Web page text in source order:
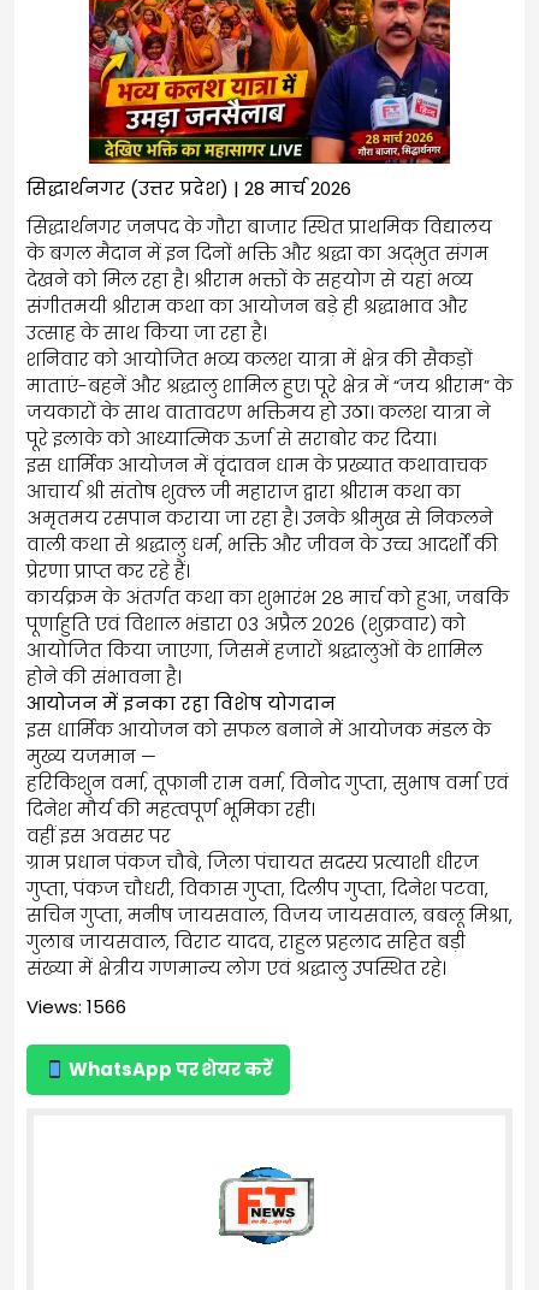
सिद्धार्थनगर (उत्तर प्रदेश) | 28 मार्च 2026
सिद्धार्थनगर जनपद के गौरा बाजार स्थित प्राथमिक विद्यालय
के बगल मैदान में इन दिनों भक्ति और श्रद्धा का अद्भुत संगम
देखने को मिल रहा है। श्रीराम भक्तों के सहयोग से यहां भव्य
संगीतमयी श्रीराम कथा का आयोजन बड़े ही श्रद्धाभाव और
उत्साह के साथ किया जा रहा है।
शनिवार को आयोजित भव्य कलश यात्रा में क्षेत्र की सैकड़ों
माताएं-बहनें और श्रद्धालु शामिल हुए। पूरे क्षेत्र में “जय श्रीराम” के
जयकारों के साथ वातावरण भक्तिमय हो उठा। कलश यात्रा ने
पूरे इलाके को आध्यात्मिक ऊर्जा से सराबोर कर दिया।
इस धार्मिक आयोजन में वृंदावन धाम के प्रख्यात कथावाचक
आचार्य श्री संतोष शुक्ल जी महाराज द्वारा श्रीराम कथा का
अमृतमय रसपान कराया जा रहा है। उनके श्रीमुख से निकलने
वाली कथा से श्रद्धालु धर्म, भक्ति और जीवन के उच्च आदर्शों की
प्रेरणा प्राप्त कर रहे हैं।
कार्यक्रम के अंतर्गत कथा का शुभारंभ 28 मार्च को हुआ, जबकि
पूर्णाहुति एवं विशाल भंडारा 03 अप्रैल 2026 (शुक्रवार) को
आयोजित किया जाएगा, जिसमें हजारों श्रद्धालुओं के शामिल
होने की संभावना है।
आयोजन में इनका रहा विशेष योगदान
इस धार्मिक आयोजन को सफल बनाने में आयोजक मंडल के
मुख्य यजमान —
हरिकिशुन वर्मा, तूफानी राम वर्मा, विनोद गुप्ता, सुभाष वर्मा एवं
दिनेश मौर्य की महत्वपूर्ण भूमिका रही।
वहीं इस अवसर पर
ग्राम प्रधान पंकज चौबे, जिला पंचायत सदस्य प्रत्याशी धीरज
गुप्ता, पंकज चौधरी, विकास गुप्ता, दिलीप गुप्ता, दिनेश पटवा,
सचिन गुप्ता, मनीष जायसवाल, विजय जायसवाल, बबलू मिश्रा,
गुलाब जायसवाल, विराट यादव, राहुल प्रहलाद सहित बड़ी
संख्या में क्षेत्रीय गणमान्य लोग एवं श्रद्धालु उपस्थित रहे।
Views: 1566
WhatsApp पर शेयर करें